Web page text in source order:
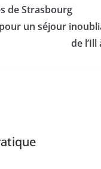
de Strasbourg
un séjour
de